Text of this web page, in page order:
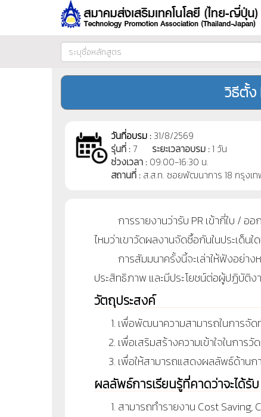
วิธีตั้ง
วันที่อบรม : 31/8/2569
รุ่นที่ :7 ระยะเวลาอบรม :1 วัน
ช่วงเวลา : 09:00-16:30 น.
สถานที่ : ส.ส.ท. ซอยพัฒนาการ 18 กรุงเ
การรายงานว่ารับ PR เข้ากี่ใบ / อ
ไหมว่าเขาวัดผลงานจัดซื้อกันในประเด็นใ
การสัมมนาครั้งนี้จะเล่าให้ฟังอย่า
ประสิทธิภาพ และมีประโยชน์ต่อผู้ปฏิบัติ
วัตถุประสงค์
เพื่อพัฒนาความสามารถในการจั
เพื่อเสริมสร้างความเข้าใจในกา
เพื่อให้สามารถแสดงผลลัพธ์ด้านก
ผลลัพธ์การเรียนรู้ที่คาดว่าจะได้รั
สามารถทำรายงาน Cost